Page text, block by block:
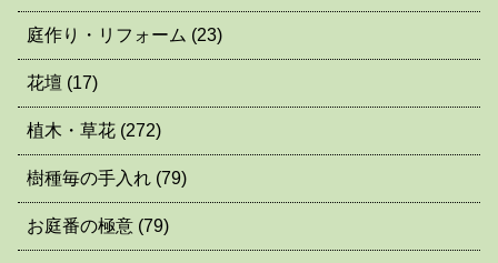
庭作り・リフォーム (23)
花壇 (17)
植木・草花 (272)
樹種毎の手入れ (79)
お庭番の極意 (79)